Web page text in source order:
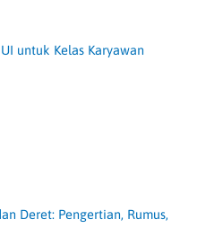
untuk Kelas Karyawan
Deret: Pengertian, Rumus,